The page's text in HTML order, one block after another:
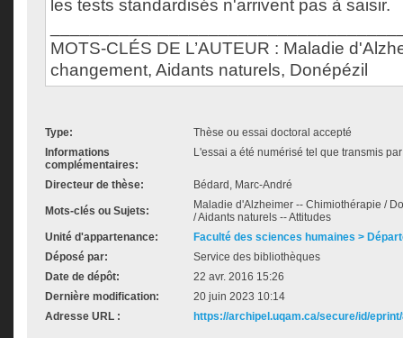
les tests standardisés n'arrivent pas à saisir.
MOTS-CLÉS DE L’AUTEUR : Maladie
changement, Aidants naturels, Donépézil
Type:
Thèse ou essai doctoral accepté
Informations
complémentaires:
L'essai a été numérisé tel que transmis
Directeur de thèse: Bédard, Marc-André
Mots-clés ou Sujets:
Maladie d'Alzheimer -- Chimiothérapie /
/ Aidants naturels -- Attitudes
Unité d'appartenance:
Faculté des sciences humaines >
Déposé par:
Service des bibliothèques
Date de dépôt:
22 avr. 2016 15:26
Dernière modification:
20 juin 2023 10:14
Adresse URL :
https://archipel.uqam.ca/secure/id/